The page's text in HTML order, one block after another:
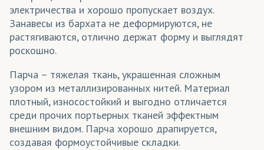
электричества и хорошо пропускает воздух.
Занавесы из бархата не деформируются, не
растягиваются, отлично держат форму и выглядят
роскошно.
Парча – тяжелая ткань, украшенная сложным
узором из металлизированных нитей. Материал
плотный, износостойкий и выгодно отличается
среди прочих портьерных тканей эффектным
внешним видом. Парча хорошо драпируется,
создавая формоустойчивые складки.